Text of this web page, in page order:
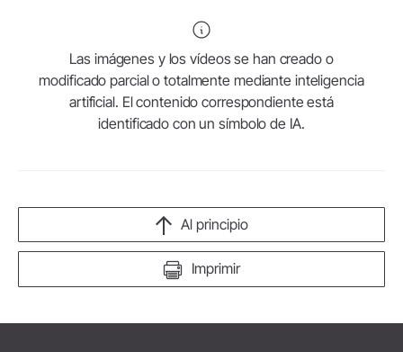
Las imágenes y los vídeos se han creado o
modificado parcial o totalmente mediante inteligencia
artificial. El contenido correspondiente está
identificado con un símbolo de IA.
Imprimir
Al principio